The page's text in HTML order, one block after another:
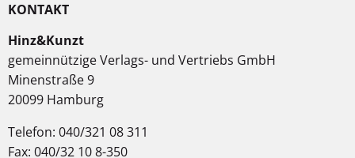
KONTAKT
Hinz&Kunzt
gemeinnützige Verlags- und Vertriebs GmbH
Minenstraße 9
20099 Hamburg
Telefon: 040/321 08 311
Fax: 040/32 10 8-350